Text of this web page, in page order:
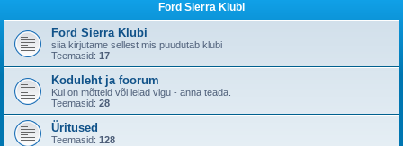
Ford Sierra Klubi
Ford Sierra Klubi
siia kirjutame sellest mis puudutab klubi
Teemasid: 17
Koduleht ja foorum
Kui on mõtteid või leiad vigu - anna teada.
Teemasid: 28
Üritused
Teemasid: 128